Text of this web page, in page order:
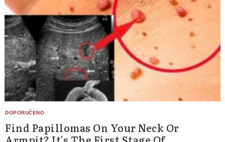
Find Papillomas On Your Neck Or